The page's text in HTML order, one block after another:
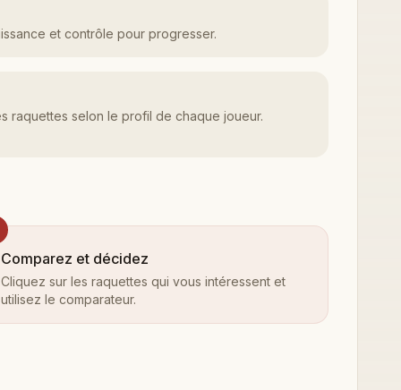
et contrôle pour progresser.
raquettes selon le profil de chaque joueur.
Comparez et décidez
Cliquez sur les raquettes qui vous intéressent et
utilisez le comparateur.